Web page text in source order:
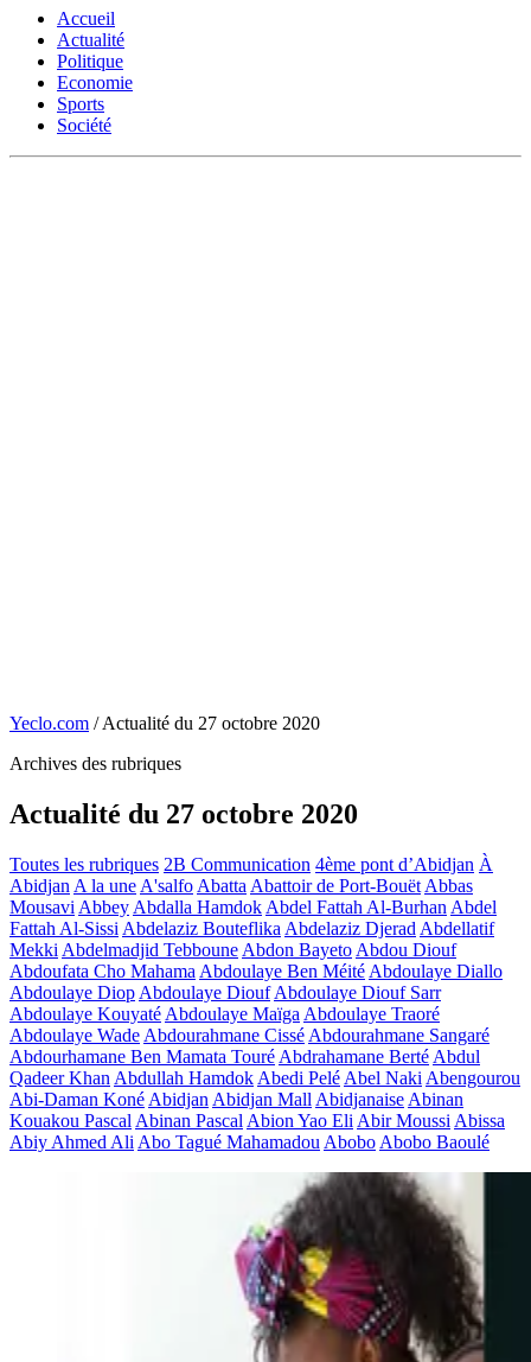
Accueil
Actualité
Politique
Economie
Sports
Société
Yeclo.com / Actualité du 27 octobre 2020
Archives des rubriques
Actualité du 27 octobre 2020
Toutes les rubriques 2B Communication 4ème pont d’Abidjan À
Abidjan A la une A'salfo Abatta Abattoir de Port-Bouët Abbas
Mousavi Abbey Abdalla Hamdok Abdel Fattah Al-Burhan Abdel
Fattah Al-Sissi Abdelaziz Bouteflika Abdelaziz Djerad Abdellatif
Mekki Abdelmadjid Tebboune Abdon Bayeto Abdou Diouf
Abdoufata Cho Mahama Abdoulaye Ben Méité Abdoulaye Diallo
Abdoulaye Diop Abdoulaye Diouf Abdoulaye Diouf Sarr
Abdoulaye Kouyaté Abdoulaye Maïga Abdoulaye Traoré
Abdoulaye Wade Abdourahmane Cissé Abdourahmane Sangaré
Abdourhamane Ben Mamata Touré Abdrahamane Berté Abdul
Qadeer Khan Abdullah Hamdok Abedi Pelé Abel Naki Abengourou
Abi-Daman Koné Abidjan Abidjan Mall Abidjanaise Abinan
Kouakou Pascal Abinan Pascal Abion Yao Eli Abir Moussi Abissa
Abiy Ahmed Ali Abo Tagué Mahamadou Abobo Abobo Baoulé